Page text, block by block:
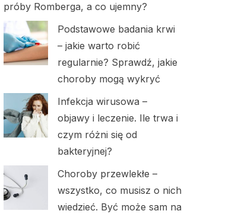
próby Romberga, a co ujemny?
Podstawowe badania krwi
– jakie warto robić
regularnie? Sprawdź, jakie
choroby mogą wykryć
Infekcja wirusowa –
objawy i leczenie. Ile trwa i
czym różni się od
bakteryjnej?
Choroby przewlekłe –
wszystko, co musisz o nich
wiedzieć. Być może sam na